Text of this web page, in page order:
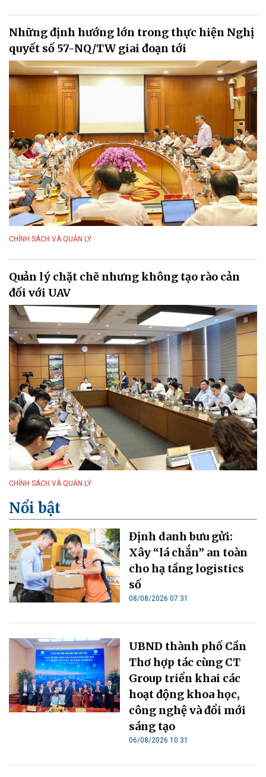
Những định hướng lớn trong thực hiện Nghị
quyết số 57-NQ/TW giai đoạn tới
CHÍNH SÁCH VÀ QUẢN LÝ
Quản lý chặt chẽ nhưng không tạo rào cản
đối với UAV
CHÍNH SÁCH VÀ QUẢN LÝ
Nổi bật
Định danh bưu gửi:
Xây “lá chắn” an toàn
cho hạ tầng logistics
số
08/08/2026 07:31
UBND thành phố Cần
Thơ hợp tác cùng CT
Group triển khai các
hoạt động khoa học,
công nghệ và đổi mới
sáng tạo
06/08/2026 10:31